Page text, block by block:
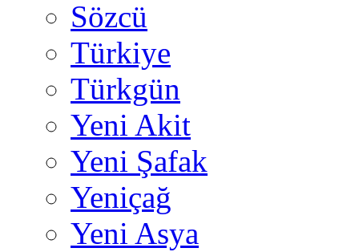
Sözcü
Türkiye
Türkgün
Yeni Akit
Yeni Şafak
Yeniçağ
Yeni Asya